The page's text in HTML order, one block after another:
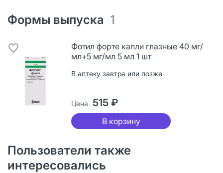
Формы выпуска 1
Фотил форте капли глазные 40 мг/
мл+5 мг/мл 5 мл 1 шт
В аптеку завтра или позже
Цена 515 ₽
В корзину
Пользователи также
интересовались